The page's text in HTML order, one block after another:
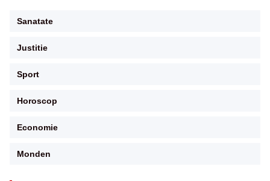
Sanatate
Justitie
Sport
Horoscop
Economie
Monden